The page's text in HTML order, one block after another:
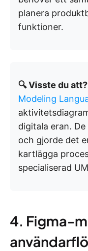
planera
funktioner.
🔍 Visste du att?
Modeling
digitala eran.
och gjorde det
kartlägga
specialiserad
4. Figma-